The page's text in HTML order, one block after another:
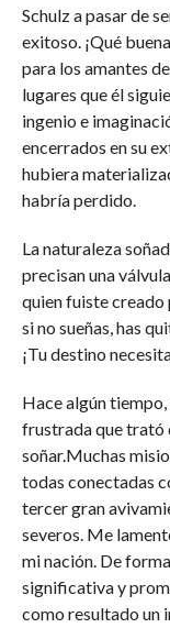
Schulz a pasar de
exitoso. ¡Qué
para los amantes
lugares que él
ingenio e
encerrados en su
hubiera
habría perdido.
La naturaleza
precisan una
quien fuiste creado
si no sueñas, has
¡Tu destino
Hace algún
frustrada que trató
soñar.Muchas
todas conectadas
tercer gran
severos. Me
mi nación. De
significativa y
como resultado un